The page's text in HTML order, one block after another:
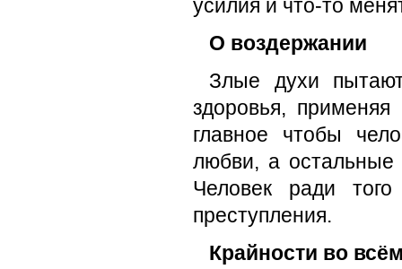
усилия и что-то
О воздержании
Злые духи
здоровья,
главное чтобы
любви, а остальные
Человек ради
преступления.
Крайности во